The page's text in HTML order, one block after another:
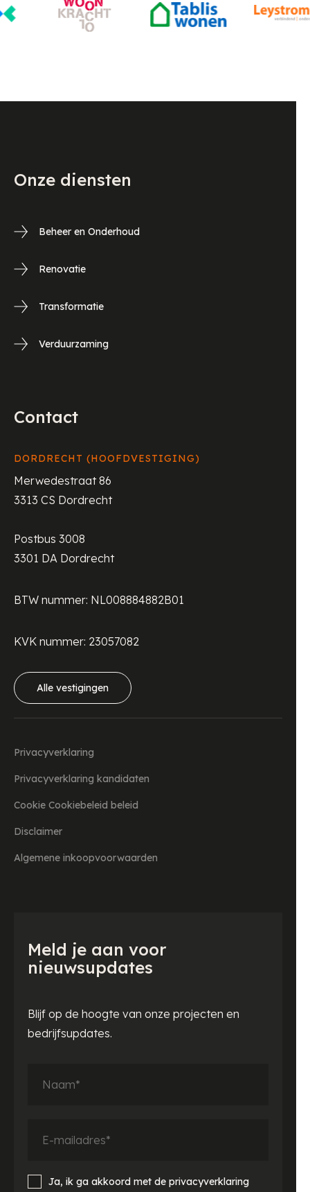
Onze diensten
Beheer en Onderhoud
Renovatie
Transformatie
Verduurzaming
Contact
DORDRECHT (HOOFDVESTIGING)
Merwedestraat 86
3313 CS Dordrecht
Postbus 3008
3301 DA Dordrecht
BTW nummer: NL008884882B01
KVK nummer: 23057082
Alle vestigingen
Privacyverklaring
Privacyverklaring kandidaten
Cookie Cookiebeleid beleid
Disclaimer
Algemene inkoopvoorwaarden
Meld je aan voor
nieuwsupdates
Blijf op de hoogte van onze projecten en
bedrijfsupdates.
Ja, ik ga akkoord met de privacyverklaring